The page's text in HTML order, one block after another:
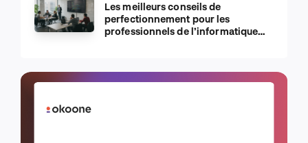
Les meilleurs conseils de
perfectionnement pour les
professionnels de l’informatique